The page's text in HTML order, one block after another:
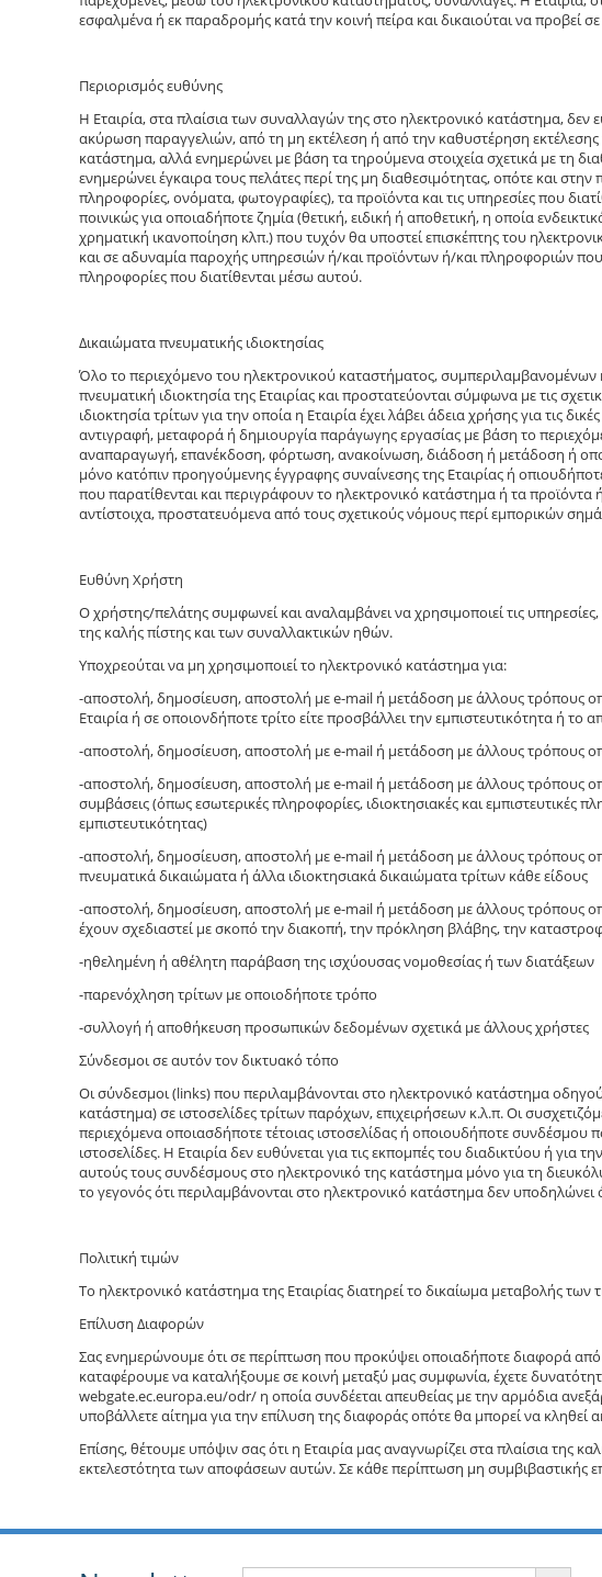
εσφαλμένα ή εκ παραδρομής κατά την κοινή πείρα και δικαιούται να προβεί
Περιορισμός ευθύνης
Η Εταιρία, στα πλαίσια των συναλλαγών της στο ηλεκτρονικό κατάστημα,
ακύρωση παραγγελιών, από τη μη εκτέλεση ή από την καθυστέρηση εκτέλεσης
κατάστημα, αλλά ενημερώνει με βάση τα τηρούμενα στοιχεία σχετικά με τη
ενημερώνει έγκαιρα τους πελάτες περί της μη διαθεσιμότητας, οπότε και
πληροφορίες, ονόματα, φωτογραφίες), τα προϊόντα και τις υπηρεσίες που
ποινικώς για οποιαδήποτε ζημία (θετική, ειδική ή αποθετική, η οποία
χρηματική ικανοποίηση κλπ.) που τυχόν θα υποστεί επισκέπτης του
και σε αδυναμία παροχής υπηρεσιών ή/και προϊόντων ή/και πληροφοριών
πληροφορίες που διατίθενται μέσω αυτού.
Δικαιώματα πνευματικής ιδιοκτησίας
Όλο το περιεχόμενο του ηλεκτρονικού καταστήματος,
πνευματική ιδιοκτησία της Εταιρίας και προστατεύονται σύμφωνα με τις
ιδιοκτησία τρίτων για την οποία η Εταιρία έχει λάβει άδεια χρήσης για τις
αντιγραφή, μεταφορά ή δημιουργία παράγωγης εργασίας με βάση το
αναπαραγωγή, επανέκδοση, φόρτωση, ανακοίνωση, διάδοση ή μετάδοση ή
μόνο κατόπιν προηγούμενης έγγραφης συναίνεσης της Εταιρίας ή
που παρατίθενται και περιγράφουν το ηλεκτρονικό κατάστημα ή τα προϊόντα
αντίστοιχα, προστατευόμενα από τους σχετικούς νόμους περί εμπορικών
Ευθύνη Χρήστη
Ο χρήστης/πελάτης συμφωνεί και αναλαμβάνει να χρησιμοποιεί τις
της καλής πίστης και των συναλλακτικών ηθών.
Υποχρεούται να μη χρησιμοποιεί τo ηλεκτρονικό κατάστημα για:
-αποστολή, δημοσίευση, αποστολή με e-mail ή μετάδοση με άλλους τρόπους
Εταιρία ή σε οποιονδήποτε τρίτο είτε προσβάλλει την εμπιστευτικότητα ή
-αποστολή, δημοσίευση, αποστολή με e-mail ή μετάδοση με άλλους τρόπους
-αποστολή, δημοσίευση, αποστολή με e-mail ή μετάδοση με άλλους τρόπους
συμβάσεις (όπως εσωτερικές πληροφορίες, ιδιοκτησιακές και
εμπιστευτικότητας)
-αποστολή, δημοσίευση, αποστολή με e-mail ή μετάδοση με άλλους τρόπους
πνευματικά δικαιώματα ή άλλα ιδιοκτησιακά δικαιώματα τρίτων κάθε είδους
-αποστολή, δημοσίευση, αποστολή με e-mail ή μετάδοση με άλλους τρόπους
έχουν σχεδιαστεί με σκοπό την διακοπή, την πρόκληση βλάβης, την
-ηθελημένη ή αθέλητη παράβαση της ισχύουσας νομοθεσίας ή των διατάξεων
-παρενόχληση τρίτων με οποιοδήποτε τρόπο
-συλλογή ή αποθήκευση προσωπικών δεδομένων σχετικά με άλλους χρήστες
Σύνδεσμοι σε αυτόν τον δικτυακό τόπο
Οι σύνδεσμοι (links) που περιλαμβάνονται στο ηλεκτρονικό κατάστημα
κατάστημα) σε ιστοσελίδες τρίτων παρόχων, επιχειρήσεων κ.λ.π. Οι
περιεχόμενα οποιασδήποτε τέτοιας ιστοσελίδας ή οποιουδήποτε
ιστοσελίδες. Η Eταιρία δεν ευθύνεται για τις εκπομπές του διαδικτύου ή
αυτούς τους συνδέσμους στο ηλεκτρονικό της κατάστημα μόνο για τη
το γεγονός ότι περιλαμβάνονται στο ηλεκτρονικό κατάστημα δεν υποδηλώνει
Πολιτική τιμών
Το ηλεκτρονικό κατάστημα της Εταιρίας διατηρεί το δικαίωμα μεταβολής
Επίλυση Διαφορών
Σας ενημερώνουμε ότι σε περίπτωση που προκύψει οποιαδήποτε διαφορά από
καταφέρουμε να καταλήξουμε σε κοινή μεταξύ μας συμφωνία, έχετε
webgate.ec.europa.eu/odr/ η οποία συνδέεται απευθείας με την αρμόδια
υποβάλλετε αίτημα για την επίλυση της διαφοράς οπότε θα μπορεί να
Επίσης, θέτουμε υπόψιν σας ότι η Εταιρία μας αναγνωρίζει στα πλαίσια της
εκτελεστότητα των αποφάσεων αυτών. Σε κάθε περίπτωση μη συμβιβαστικής